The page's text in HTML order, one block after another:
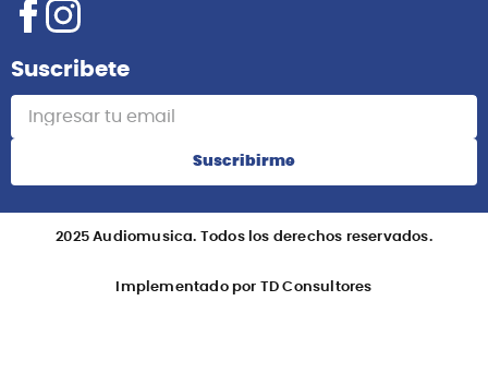
Suscribete
Suscribirme
2025 Audiomusica. Todos los derechos reservados.
Implementado por TD Consultores